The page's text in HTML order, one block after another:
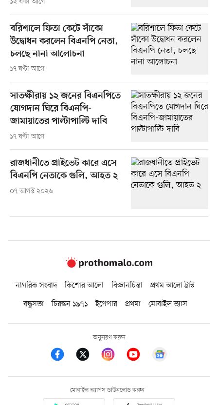
১২ ঘণ্টা আগে
বরিশালে ফিতা কেটে সাঁকো
উদ্বোধন করলেন বিএনপি নেতা,
চলছে নানা আলোচনা
১৭ ঘণ্টা আগে
সাতক্ষীরায় ১২ জনের বিএনপিতে
যোগদান ঘিরে বিএনপি-
জামায়াতের পাল্টাপাল্টি দাবি
১৭ ঘণ্টা আগে
রাজধানীতে প্রাইভেট কারে এসে
বিএনপি নেতাকে গুলি, আহত ২
০৭ আগস্ট ২০২৬
নাগরিক সংবাদ কিশোর আলো বিজ্ঞানচিন্তা
প্রথম আলো ট্রাস্ট
বন্ধুসভা
চিরন্তন ১৯৭১ ইপেপার প্রথমা মোবাইল ভ্যাস
অনুসরণ করুন
মোবাইল অ্যাপস ডাউনলোড করুন